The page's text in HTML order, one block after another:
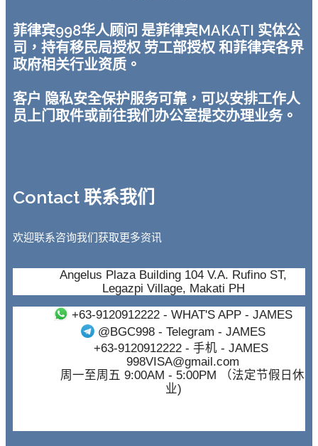
菲律宾998华人顾问 是菲律宾MAKATI 实体公
司，持有移民局授权 劳工部授权 和菲律宾各界
政府相关行业资质。
客户 隐私安全保护服务可靠，可以安排工作人
员上门取件或前往我们办公室提交办理业务。
Contact 联系我们
欢迎联系咨询我们获取更多资讯
Angelus Plaza Building 104 V.A. Rufino ST,
Legazpi Village, Makati PH
+63-9120912222- WHAT'S APP - JAMES
@BGC998 - Telegram - JAMES
+63-9120912222- 手机 - JAMES
998VISA@gmail.com
周一至周五 9:00AM - 5:00PM （法定节假日休
业)